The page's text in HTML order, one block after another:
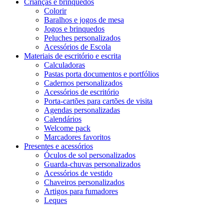
Colorir
Baralhos e jogos de mesa
Jogos e brinquedos
Peluches personalizados
Acessórios de Escola
Materiais de escritório e escrita
Calculadoras
Pastas porta documentos e portfólios
Cadernos personalizados
Acessórios de escritório
Porta-cartões para cartões de visita
Agendas personalizadas
Calendários
Welcome pack
Marcadores favoritos
Presentes e acessórios
Óculos de sol personalizados
Guarda-chuvas personalizados
Acessórios de vestido
Chaveiros personalizados
Artigos para fumadores
Leques